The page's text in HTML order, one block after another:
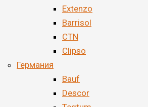
Extenzo
Barrisol
CTN
Clipso
Германия
Bauf
Descor